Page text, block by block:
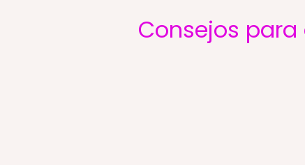
Consejos